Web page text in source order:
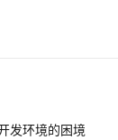
系列之九
发环境的困境